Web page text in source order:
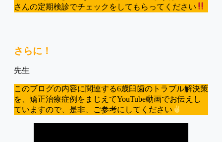
さんの定期検診でチェックをしてもらってください
さらに！
このブログの内容に関連する6歳臼歯のトラブル解決策
を、矯正治療症例をまじえてYouTube動画でお伝えし
ていますので、是非、ご参考にしてください